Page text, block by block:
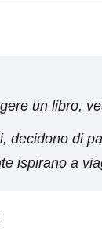
un libro,
decidono di
ispirano a